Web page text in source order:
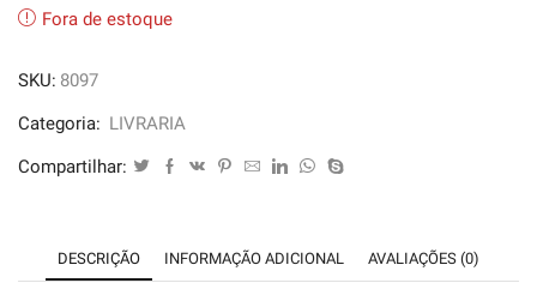
Fora de estoque
SKU: 8097
Categoria: LIVRARIA
Compartilhar:
DESCRIÇÃO INFORMAÇÃO ADICIONAL AVALIAÇÕES (0)